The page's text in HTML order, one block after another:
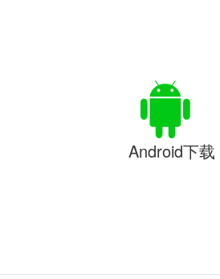
Android下载